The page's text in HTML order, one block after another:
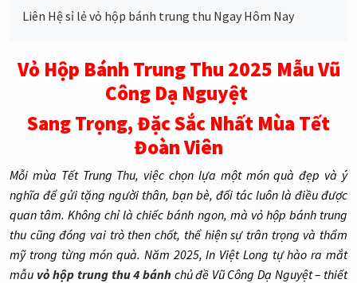
Liên Hệ sỉ lẻ vỏ hộp bánh trung thu Ngay Hôm Nay
Vỏ Hộp Bánh Trung Thu 2025 Mẫu Vũ
Công Dạ Nguyệt
Sang Trọng, Đặc Sắc Nhất Mùa Tết
Đoàn Viên
Mỗi mùa Tết Trung Thu, việc chọn lựa một món quà đẹp và ý
nghĩa để gửi tặng người thân, bạn bè, đối tác luôn là điều được
quan tâm. Không chỉ là chiếc bánh ngon, mà vỏ hộp bánh trung
thu cũng đóng vai trò then chốt, thể hiện sự trân trọng và thẩm
mỹ trong từng món quà. Năm 2025, In Việt Long tự hào ra mắt
mẫu vỏ hộp trung thu 4 bánhchủ đề Vũ Công Dạ Nguyệt – thiết